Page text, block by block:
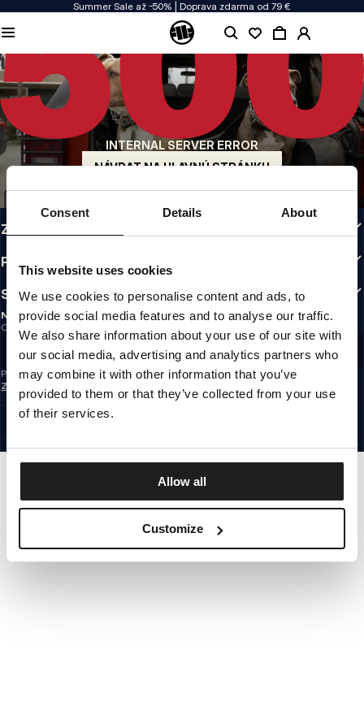
Consent Details About
This website uses cookies
We use cookies to personalise content and ads, to
provide social media features and to analyse our traffic.
We also share information about your use of our site with
our social media, advertising and analytics partners who
may combine it with other information that you’ve
provided to them or that they’ve collected from your use
of their services.
Allow all
Customize
Summer Sale až -50% | Doprava zdarma od 79 €
INTERNAL SERVER ERROR
NÁVRAT NA HLAVNÚ STRÁNKU
KVALITA JE NAŠOU PRIORITOU
Naše oblečenie vyrábame s vášňou. Nerobíme kompromisy v odolnosti, životnosti
materiálov ani v dôraze na detaily.
PÔVOD Z USA
Naše korene siahajú do začiatku 90. rokov v San Diegu. Náš štýl je drsný,
autentický a nekompromisný.
ZNAČKA S CHARAKTEROM
Naše kolekcie si vyberajú športovci, bojovníci a odhodlaní ľudia.
INFO
ZÁKAZNÍCKA ZÓNA
PREDPISY
SLEDUJTE NÁS
NEWSLETTER
Chcete dostávať informácie o najnovších akciách a novinkách?
Email address
ZAREGISTROVAŤ SA
Prihlásením na odber newslettera potvrdzujete, že ste sa oboznámili so
Zásadami ochrany osobných údajov.
SLOVAKIA
©1997 - 2026 PITBULL VŠETKY PRÁVA VYHRADENÉ.
ÍSŤ HORE